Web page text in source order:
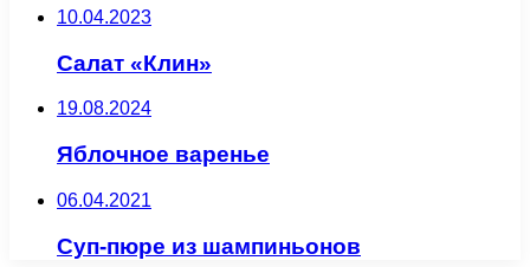
10.04.2023
Салат «Клин»
19.08.2024
Яблочное варенье
06.04.2021
Суп-пюре из шампиньонов